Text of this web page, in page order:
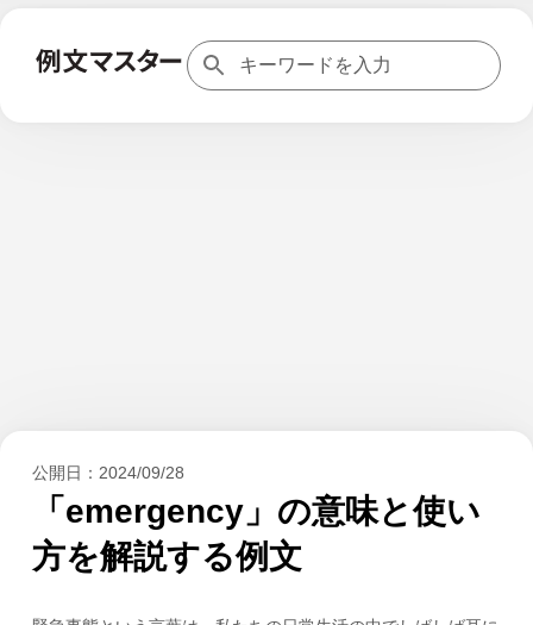
公開日： 2024/09/28
「emergency」の意味と使い
方を解説する例文